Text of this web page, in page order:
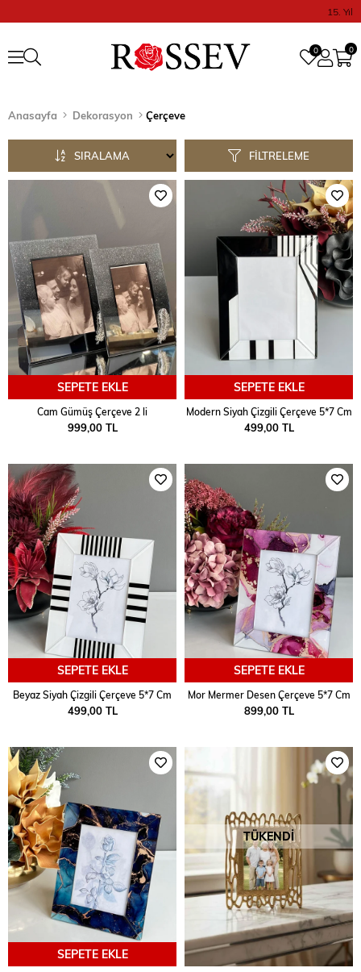
15. Yıl
0
0
Anasayfa Dekorasyon Çerçeve
FILTRELEME
SIRALAMA
SEPETE EKLE
Cam Gümüş Çerçeve 2 li
999,00 TL
SEPETE EKLE
Modern Siyah Çizgili Çerçeve 5*7 Cm
499,00 TL
SEPETE EKLE
Beyaz Siyah Çizgili Çerçeve 5*7 Cm
499,00 TL
SEPETE EKLE
Mor Mermer Desen Çerçeve 5*7 Cm
899,00 TL
SEPETE EKLE
TÜKENDI